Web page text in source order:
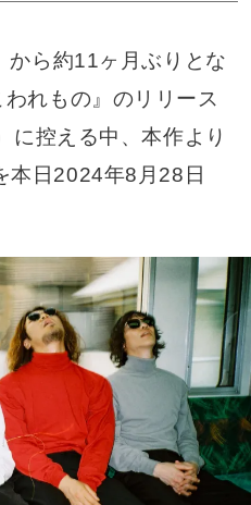
から約11ヶ月ぶりとな
れもの』のリリース
に控える中、本作より
本日2024年8月28日